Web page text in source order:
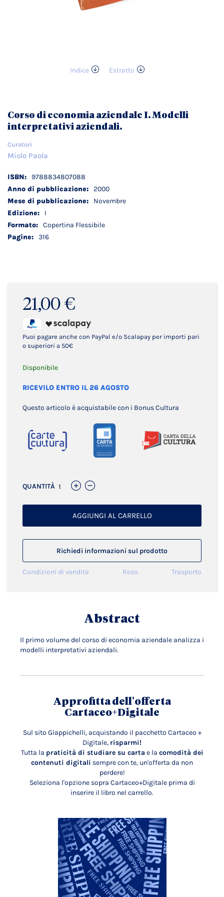
Indice
Estratto
galleria
di
immagini
21,00 €
Puoi pagare anche con PayPal e/o Scalapay per importi pari
o superiori a 50€
Disponibile
RICEVILO ENTRO IL 26 AGOSTO
Questo articolo è acquistabile con i Bonus Cultura
QUANTITÀ
AGGIUNGI AL CARRELLO
Richiedi informazioni sul prodotto
Condizioni di vendita Reso Trasporto
Corso di economia aziendale I. Modelli
interpretativi aziendali.
Curatori
Miolo Paola
Dettagli
tecnici
9788834807088
2000
Novembre
I
Copertina Flessibile
316
Abstract
Il primo volume del corso di economia aziendale analizza i
modelli interpretativi aziendali.
Approfitta dell'offerta
Cartaceo+Digitale
Sul sito Giappichelli, acquistando il pacchetto Cartaceo +
Digitale, risparmi!
Tutta la praticità di studiare su carta e la comodità dei
contenuti digitali sempre con te, un'offerta da non
perdere!
Seleziona l'opzione sopra Cartaceo+Digitale prima di
inserire il libro nel carrello.